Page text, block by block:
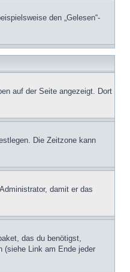
den „Gelesen“-
auf der Seite angezeigt. Dort
Die Zeitzone kann
damit er das
das du benötigst,
(siehe Link am Ende jeder